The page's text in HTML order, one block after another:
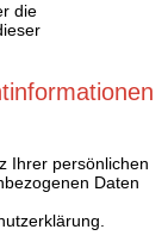
die
Ihrer persönlichen
Daten